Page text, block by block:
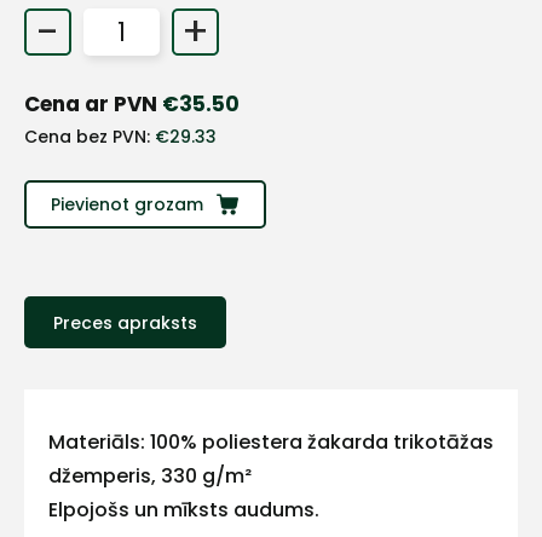
- +
Cena ar PVN €35.50
Cena bez PVN: €29.33
Pievienot grozam
Preces apraksts
Materiāls: 100% poliestera žakarda trikotāžas
džemperis, 330 g/m²
Elpojošs un mīksts audums.
Sazinies
ar
+